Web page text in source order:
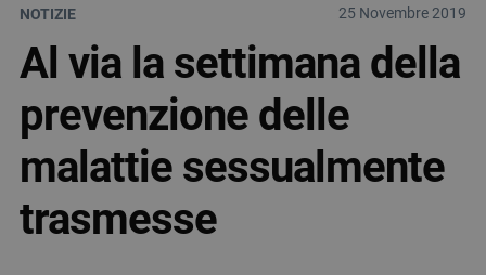
NOTIZIE 25 Novembre 2019
Al via la settimana della
prevenzione delle
malattie sessualmente
trasmesse